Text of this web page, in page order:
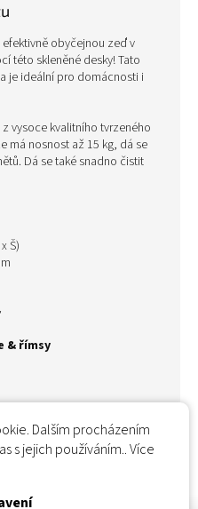
Dalším procházením
s jejich používáním.. Více
obyčejnou zeď v
této skleněné desky! Tato
je ideální pro domácnosti i
vysoce kvalitního tvrzeného
má nosnost až 15 kg, dá se
Dá se také snadno čistit
Š)
& římsy